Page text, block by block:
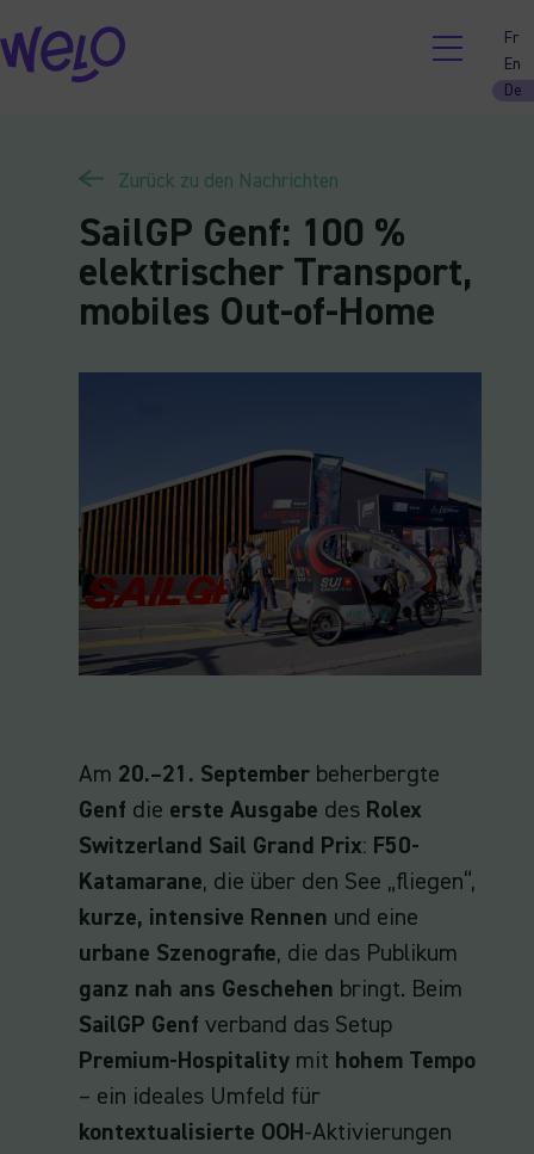
Skip
to
content
Fr
En
De
Zurück zu den Nachrichten
SailGP Genf: 100 %
elektrischer Transport,
mobiles Out-of-Home
Am 20.–21. September beherbergte
Genf die erste Ausgabe des Rolex
Switzerland Sail Grand Prix: F50-
Katamarane, die über den See „fliegen“,
kurze, intensive Rennen und eine
urbane Szenografie, die das Publikum
ganz nah ans Geschehen bringt. Beim
SailGP Genf verband das Setup
Premium-Hospitality mit hohem Tempo
– ein ideales Umfeld für
kontextualisierte OOH -Aktivierungen